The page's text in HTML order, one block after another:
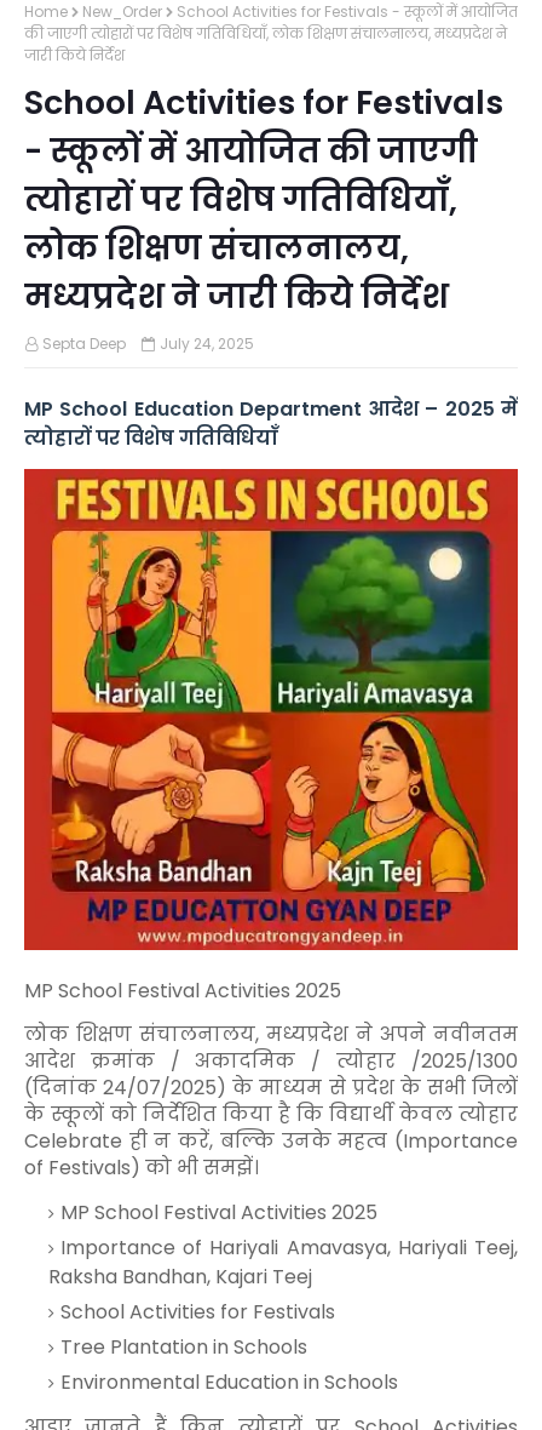
Home New_Order
School Activities for Festivals - स्कूलों में आयोजित
की जाएगी त्योहारों पर विशेष गतिविधियाँ, लोक शिक्षण संचालनालय, मध्यप्रदेश ने
जारी किये निर्देश
School Activities for Festivals
- स्कूलों में आयोजित की जाएगी
त्योहारों पर विशेष गतिविधियाँ,
लोक शिक्षण संचालनालय,
मध्यप्रदेश ने जारी किये निर्देश
Septa Deep July 24, 2025
MP School Education Department आदेश – 2025 में
त्योहारों पर विशेष गतिविधियाँ
MP School Festival Activities 2025
लोक शिक्षण संचालनालय, मध्यप्रदेश ने अपने नवीनतम
आदेश क्रमांक / अकादमिक / त्योहार /2025/1300
(दिनांक 24/07/2025) के माध्यम से प्रदेश के सभी जिलों
के स्कूलों को निर्देशित किया है कि विद्यार्थी केवल त्योहार
Celebrate ही न करें, बल्कि उनके महत्व (Importance
of Festivals) को भी समझें।
MP School Festival Activities 2025
Importance of Hariyali Amavasya, Hariyali Teej,
Raksha Bandhan, Kajari Teej
School Activities for Festivals
Tree Plantation in Schools
Environmental Education in Schools